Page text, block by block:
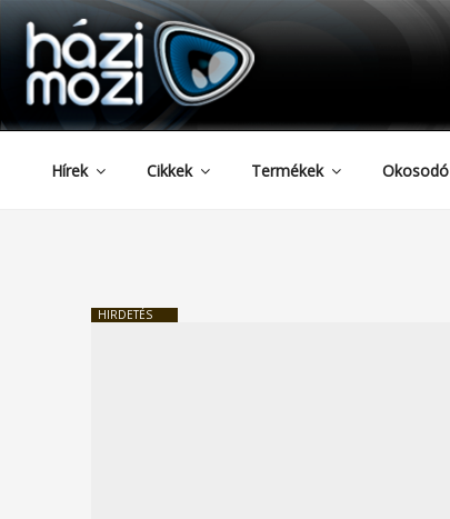
Tartalomhoz
HAZIMOZI
Hírek Cikkek Termékek Okosodó
HIRDETÉS